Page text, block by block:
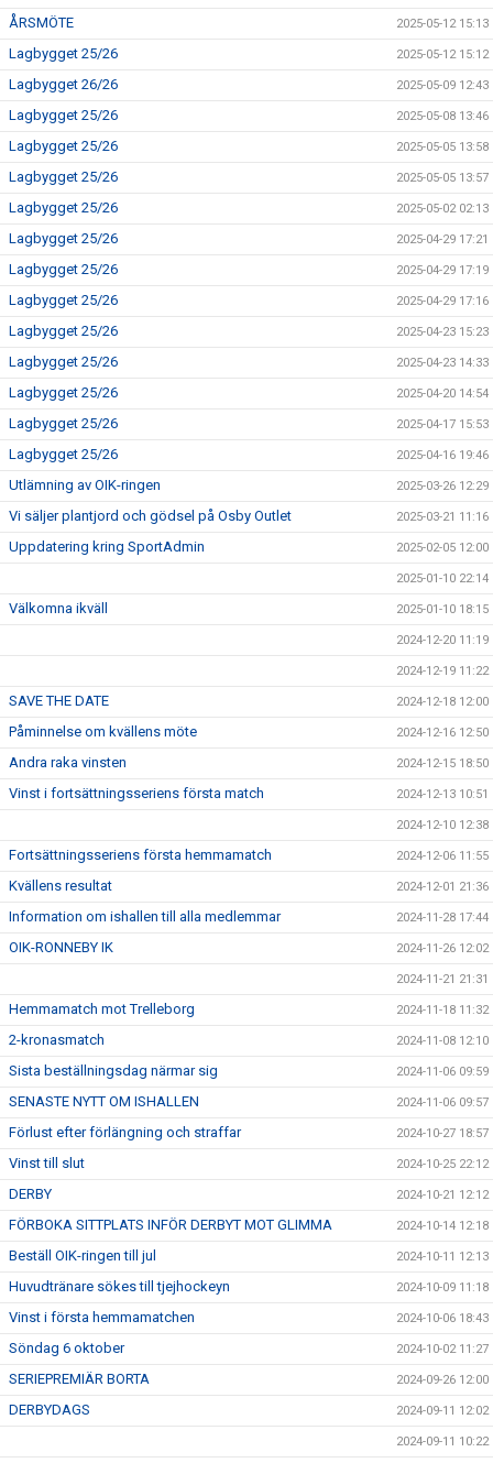
ÅRSMÖTE 2025-05-12 15:13
Lagbygget 25/26 2025-05-12 15:12
Lagbygget 26/26 2025-05-09 12:43
Lagbygget 25/26 2025-05-08 13:46
Lagbygget 25/26 2025-05-05 13:58
Lagbygget 25/26 2025-05-05 13:57
Lagbygget 25/26 2025-05-02 02:13
Lagbygget 25/26 2025-04-29 17:21
Lagbygget 25/26 2025-04-29 17:19
Lagbygget 25/26 2025-04-29 17:16
Lagbygget 25/26 2025-04-23 15:23
Lagbygget 25/26 2025-04-23 14:33
Lagbygget 25/26 2025-04-20 14:54
Lagbygget 25/26 2025-04-17 15:53
Lagbygget 25/26 2025-04-16 19:46
Utlämning av OIK-ringen 2025-03-26 12:29
Vi säljer plantjord och gödsel på Osby Outlet 2025-03-21 11:16
Uppdatering kring SportAdmin 2025-02-05 12:00
2025-01-10 22:14
Välkomna ikväll 2025-01-10 18:15
2024-12-20 11:19
2024-12-19 11:22
SAVE THE DATE 2024-12-18 12:00
Påminnelse om kvällens möte 2024-12-16 12:50
Andra raka vinsten 2024-12-15 18:50
Vinst i fortsättningsseriens första match 2024-12-13 10:51
2024-12-10 12:38
Fortsättningsseriens första hemmamatch 2024-12-06 11:55
Kvällens resultat 2024-12-01 21:36
Information om ishallen till alla medlemmar 2024-11-28 17:44
OIK-RONNEBY IK 2024-11-26 12:02
2024-11-21 21:31
Hemmamatch mot Trelleborg 2024-11-18 11:32
2-kronasmatch 2024-11-08 12:10
Sista beställningsdag närmar sig 2024-11-06 09:59
SENASTE NYTT OM ISHALLEN 2024-11-06 09:57
Förlust efter förlängning och straffar 2024-10-27 18:57
Vinst till slut 2024-10-25 22:12
DERBY 2024-10-21 12:12
FÖRBOKA SITTPLATS INFÖR DERBYT MOT GLIMMA 2024-10-14 12:18
Beställ OIK-ringen till jul 2024-10-11 12:13
Huvudtränare sökes till tjejhockeyn 2024-10-09 11:18
Vinst i första hemmamatchen 2024-10-06 18:43
Söndag 6 oktober 2024-10-02 11:27
SERIEPREMIÄR BORTA 2024-09-26 12:00
DERBYDAGS 2024-09-11 12:02
2024-09-11 10:22